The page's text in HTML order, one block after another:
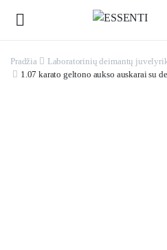
Pradžia Laboratorinių deimantų
1.07 karato geltono aukso auskarai su